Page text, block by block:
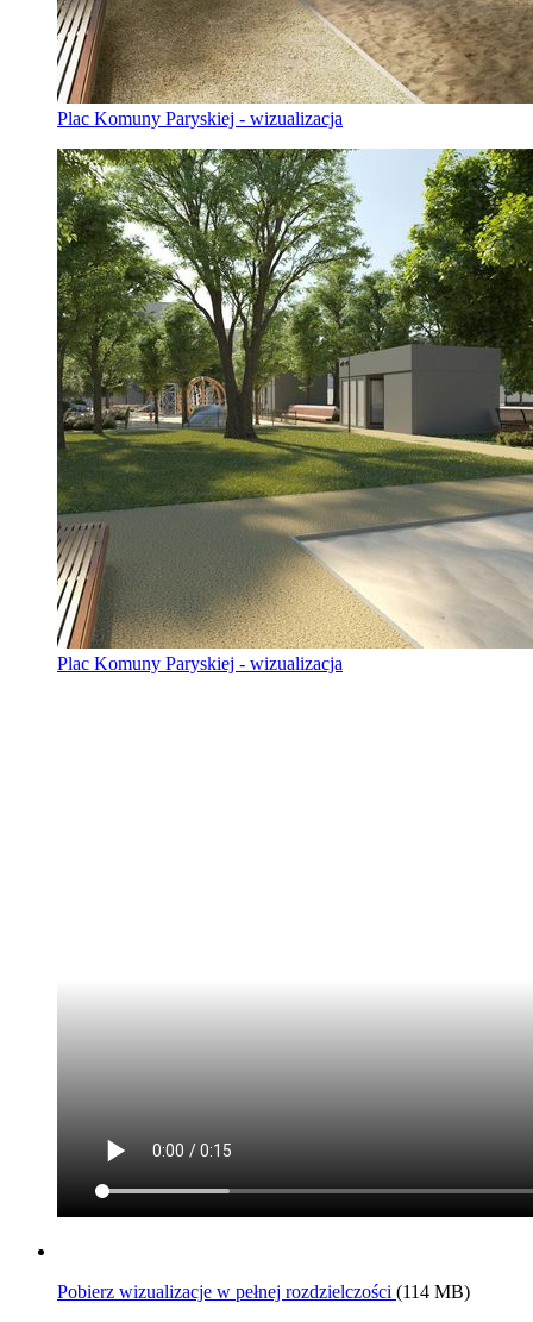
Plac Komuny Paryskiej - wizualizacja
Plac Komuny Paryskiej - wizualizacja
Pobierz wizualizacje w pełnej rozdzielczości (114 MB)